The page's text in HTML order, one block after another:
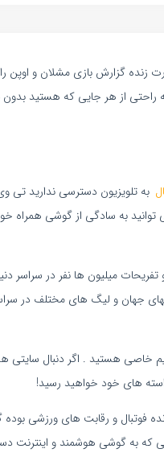
زنده گزارش بازی مشلان و اوپن
راحتی از هر جایی که هستید
به تلویزیون دسترسی ندارید تی
توانید به سادگی از گوشی همراه
میلیون ها نفر در سراسر
جهان و لیگ های مختلف در
خاصی هستید . اگر دنبال سایتی
های خود خواهید رسید!
فوتبال و رقابت های ورزشی
به گوشی هوشمند و اینترنت